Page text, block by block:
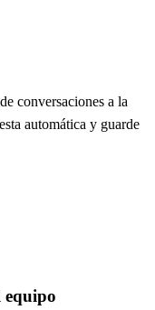
conversaciones a la
automática y guarde
equipo